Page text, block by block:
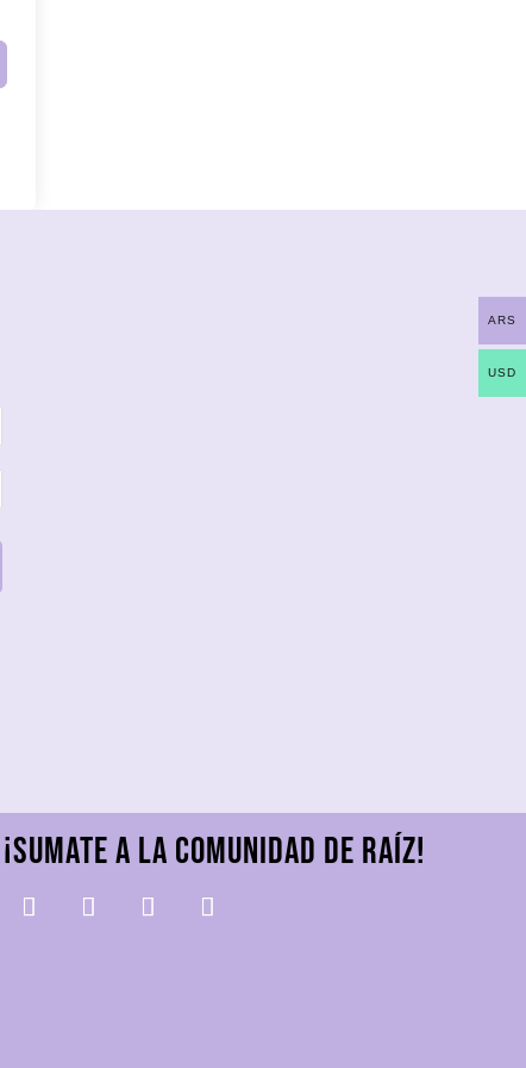
¡Sumate a la comunidad De Raíz!
ARS
USD